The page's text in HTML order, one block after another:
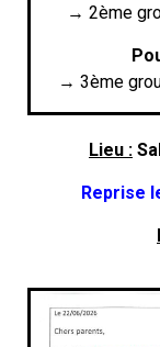
→ 2ème
→ 3ème
Lieu :
Reprise